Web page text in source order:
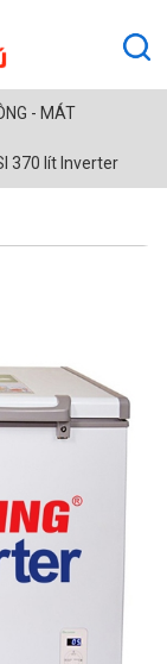
- MÁT
370 lít Inverter